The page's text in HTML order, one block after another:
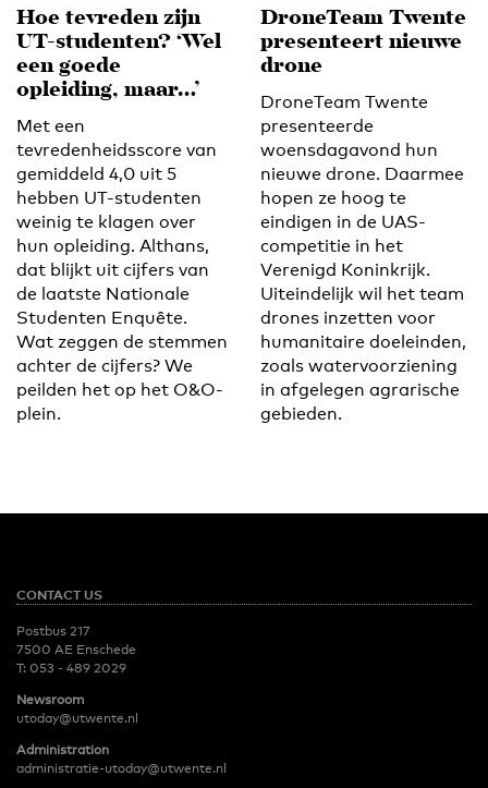
Hoe tevreden zijn
UT-studenten? ‘Wel
een goede
opleiding, maar…’
Met een
tevredenheidsscore van
gemiddeld 4,0 uit 5
hebben UT-studenten
weinig te klagen over
hun opleiding. Althans,
dat blijkt uit cijfers van
de laatste Nationale
Studenten Enquête.
Wat zeggen de stemmen
achter de cijfers? We
peilden het op het O&O-
plein.
DroneTeam Twente
presenteert nieuwe
drone
DroneTeam Twente
presenteerde
woensdagavond hun
nieuwe drone. Daarmee
hopen ze hoog te
eindigen in de UAS-
competitie in het
Verenigd Koninkrijk.
Uiteindelijk wil het team
drones inzetten voor
humanitaire doeleinden,
zoals watervoorziening
in afgelegen agrarische
gebieden.
CONTACT US
Postbus 217
7500 AE Enschede
T: 053 - 489 2029
Newsroom
utoday@utwente.nl
Administration
administratie-utoday@utwente.nl